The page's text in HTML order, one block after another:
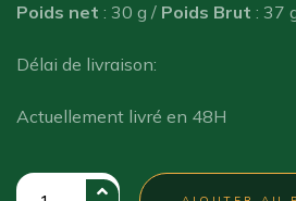
Poids net : 30 g / Poids Brut : 37
Délai de livraison:
Actuellement livré en 48H
quantité